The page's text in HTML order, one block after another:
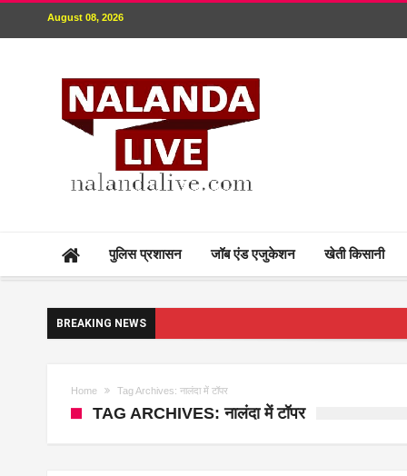
August 08, 2026
पुलिस प्रशासन जॉब एंड एजुकेशन खेती किसानी
BREAKING NEWS
Home Tag Archives: नालंदा में टॉपर
TAG ARCHIVES: नालंदा में टॉपर